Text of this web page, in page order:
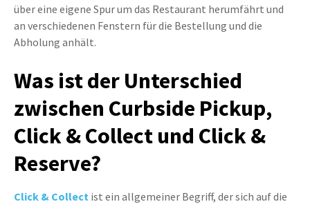
über eine eigene Spur um das Restaurant herumfährt und
an verschiedenen Fenstern für die Bestellung und die
Abholung anhält.
Was ist der Unterschied
zwischen Curbside Pickup,
Click & Collect und Click &
Reserve?
Click & Collect ist ein allgemeiner Begriff, der sich auf die